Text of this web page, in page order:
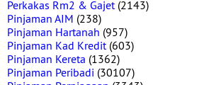
Perkakas Rm2 & Gajet(2143)
Pinjaman AIM (238)
Pinjaman Hartanah (957)
Pinjaman Kad Kredit(603)
Pinjaman Kereta (1362)
Pinjaman Peribadi (30107)